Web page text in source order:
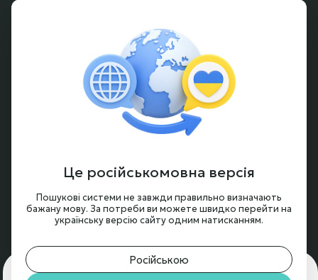
Гарантия и возврат
Аккумуляторы под заказ
Условия оформления заказа
КонтактыЦе російськомовна версія
Пошукові системи не завжди правильно визначають
бажану мову. За потреби ви можете швидко перейти на
українську версію сайту одним натисканням.
Російською
Для чего нам нужны cookie?🍪 Мы используем cookie,